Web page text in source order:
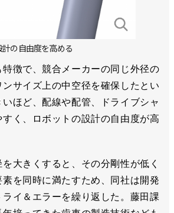
の自由度を高める
徴で、競合メーカーの同じ外径の
サイズ上の中空径を確保したとい
いほど、配線や配管、ドライブシャ
く、ロボットの設計の自由度が高
大きくすると、その分剛性が低く
を同時に満たすため、同社は開発
イ＆エラーを繰り返した。藤田課